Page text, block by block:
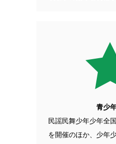
青少
民謡民舞少年少年全
を開催のほか、少年